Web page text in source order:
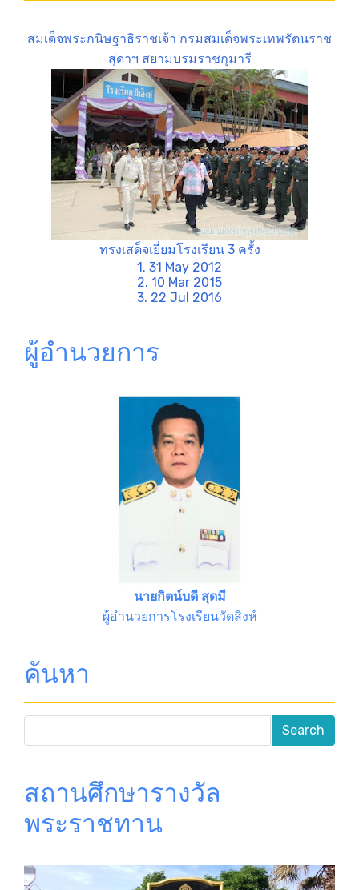
สมเด็จพระกนิษฐาธิราชเจ้า กรมสมเด็จพระเทพรัตนราช
สุดาฯ สยามบรมราชกุมารี
ทรงเสด็จเยี่ยมโรงเรียน 3 ครั้ง
1. 31 May 2012
2. 10 Mar 2015
3. 22 Jul 2016
ผู้อำนวยการ
นายกิตน์บดี สุดมี
ผู้อำนวยการโรงเรียนวัดสิงห์
ค้นหา
สถานศึกษารางวัล
พระราชทาน